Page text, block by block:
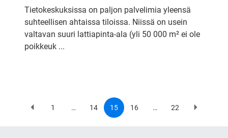
Tietokeskuksissa on paljon palvelimia yleensä
suhteellisen ahtaissa tiloissa. Niissä on usein
valtavan suuri lattiapinta-ala (yli 50 000 m² ei ole
poikkeuk ...
Pagination
PreviousFirst
1 … Page
14
Current
page
15 Page
16 …
Last
22
Next